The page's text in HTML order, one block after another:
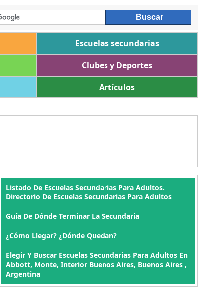
Escuelas secundarias
Clubes y Deportes
Artículos
Listado De Escuelas Secundarias Para Adultos.
Directorio De Escuelas Secundarias Para Adultos
Guía De Dónde Terminar La Secundaria
¿Cómo Llegar? ¿Dónde Quedan?
Elegir Y Buscar Escuelas Secundarias Para Adultos En
Abbott, Monte, Interior Buenos Aires, Buenos Aires ,
Argentina